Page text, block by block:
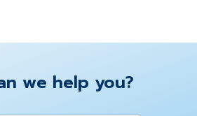
we help you?